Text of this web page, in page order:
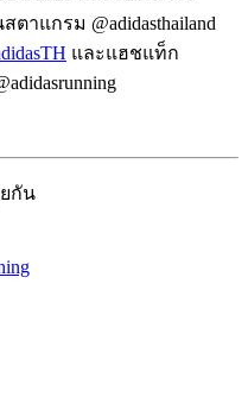
าแกรม @adidasthailand
และแฮชแท็ก
กัน